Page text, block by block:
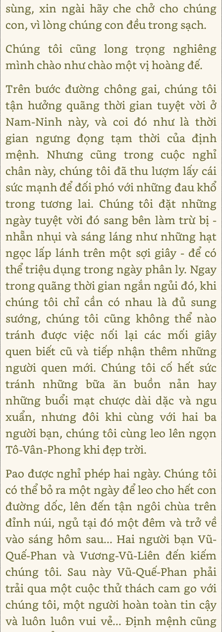
sùng, xin ngài hãy che chở cho chúng
con, vì lòng chúng con đều trong sạch.
Chúng tôi cũng long trọng nghiêng
mình chào như chào một vị hoàng đế.
Trên bước đường chông gai, chúng tôi
tận hưởng quãng thời gian tuyệt vời ở
Nam-Ninh này, và coi đó như là thời
gian ngưng đọng tạm thời của định
mệnh. Nhưng cũng trong cuộc nghỉ
chân này, chúng tôi đã thu lượm lấy cái
sức mạnh để đối phó với những đau khổ
trong tương lai. Chúng tôi đặt những
ngày tuyệt vời đó sang bên làm trừ bị -
nhẵn nhụi và sáng láng như những hạt
ngọc lấp lánh trên một sợi giây - để có
thể triệu dụng trong ngày phân ly. Ngay
trong quãng thời gian ngắn ngủi đó, khi
chúng tôi chỉ cần có nhau là đủ sung
sướng, chúng tôi cũng không thể nào
tránh được việc nối lại các mối giây
quen biết cũ và tiếp nhận thêm những
người quen mới. Chúng tôi cố hết sức
tránh những bữa ăn buồn nản hay
những buổi mạt chược dài dặc và ngu
xuẩn, nhưng đôi khi cùng với hai ba
người bạn, chúng tôi cùng leo lên ngọn
Tô-Vân-Phong khi đẹp trời.
Pao được nghỉ phép hai ngày. Chúng tôi
có thể bỏ ra một ngày để leo cho hết con
đường dốc, lên đến tận ngôi chùa trên
đỉnh núi, ngủ tại đó một đêm và trở về
vào sáng hôm sau... Hai người bạn Vũ-
Quế-Phan và Vương-Vũ-Liên đến kiếm
chúng tôi. Sau này Vũ-Quế-Phan phải
trải qua một cuộc thử thách cam go với
chúng tôi, một người hoàn toàn tin cậy
và luôn luôn vui vẻ... Định mệnh cũng